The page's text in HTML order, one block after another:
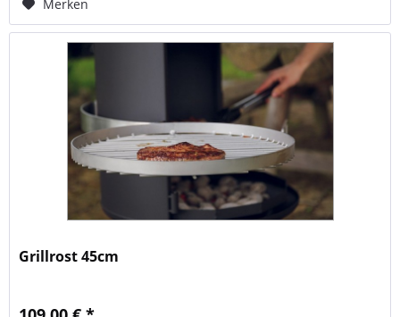
Merken
Grillrost 45cm